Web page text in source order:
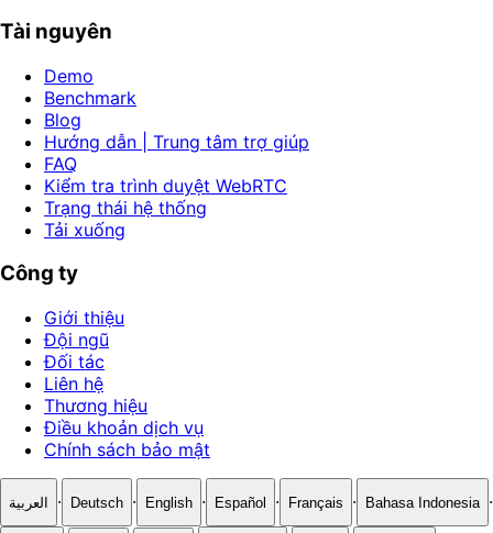
Tài nguyên
Demo
Benchmark
Blog
Hướng dẫn | Trung tâm trợ giúp
FAQ
Kiểm tra trình duyệt WebRTC
Trạng thái hệ thống
Tải xuống
Công ty
Giới thiệu
Đội ngũ
Đối tác
Liên hệ
Thương hiệu
Điều khoản dịch vụ
Chính sách bảo mật
العربية · Deutsch · English · Español · Français · Bahasa Indonesia ·